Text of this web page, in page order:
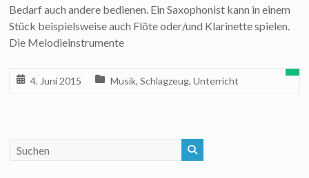
Bedarf auch andere bedienen. Ein Saxophonist kann in einem
Stück beispielsweise auch Flöte oder/und Klarinette spielen.
Die Melodieinstrumente
4. Juni 2015 Musik,Schlagzeug,Unterricht